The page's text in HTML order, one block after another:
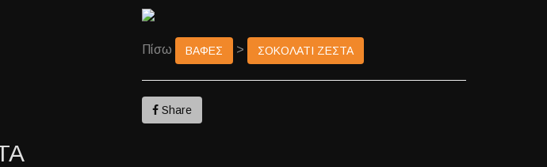
Πίσω ΒΑΦΕΣ > ΣΟΚΟΛΑΤΙ ΖΕΣΤΑ
Share